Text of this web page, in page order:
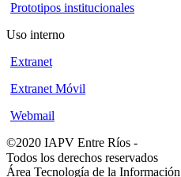
Prototipos institucionales
Uso interno
Extranet
Extranet Móvil
Webmail
©2020 IAPV Entre Ríos -
Todos los derechos reservados
Área Tecnología de la Información